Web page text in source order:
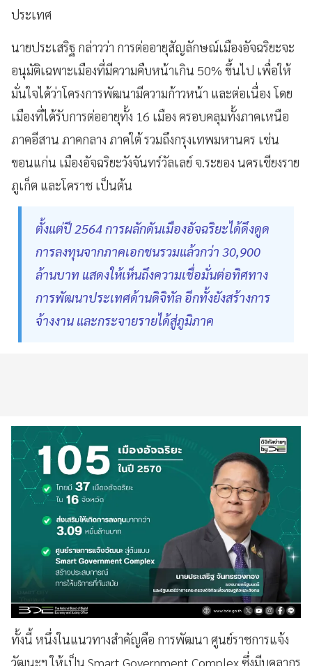
ประเทศ
นายประเสริฐ กล่าวว่า การต่ออายุสัญลักษณ์เมืองอัจฉริยะจะ
อนุมัติเฉพาะเมืองที่มีความคืบหน้าเกิน 50% ขึ้นไป เพื่อให้
มั่นใจได้ว่าโครงการพัฒนามีความก้าวหน้า และต่อเนื่อง โดย
เมืองที่ได้รับการต่ออายุทั้ง 16 เมือง ครอบคลุมทั้งภาคเหนือ
ภาคอีสาน ภาคกลาง ภาคใต้ รวมถึงกรุงเทพมหานคร เช่น
ขอนแก่น เมืองอัจฉริยะวังจันทร์วัลเลย์ จ.ระยอง นครเชียงราย
ภูเก็ต และโคราช เป็นต้น
ตั้งแต่ปี 2564 การผลักดันเมืองอัจฉริยะได้ดึงดูด
การลงทุนจากภาคเอกชนรวมแล้วกว่า 30,900
ล้านบาท แสดงให้เห็นถึงความเชื่อมั่นต่อทิศทาง
การพัฒนาประเทศด้านดิจิทัล อีกทั้งยังสร้างการ
จ้างงาน และกระจายรายได้สู่ภูมิภาค
ทั้งนี้ หนึ่งในแนวทางสำคัญคือ การพัฒนา ศูนย์ราชการแจ้ง
วัฒนะฯ ให้เป็น Smart Government Complex ซึ่งมีบุคลากร